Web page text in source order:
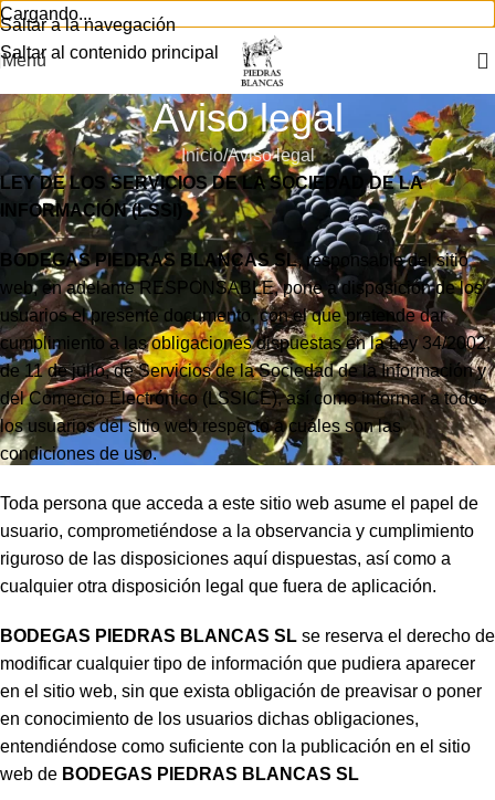
Cargando...
Saltar a la navegación
Saltar al contenido principal
Menú
Aviso legal
Inicio Aviso legal
LEY DE LOS SERVICIOS DE LA SOCIEDAD DE LA
INFORMACIÓN (LSSI)
BODEGAS PIEDRAS BLANCAS SL, responsable del sitio
web, en adelante RESPONSABLE, pone a disposición de los
usuarios el presente documento, con el que pretende dar
cumplimiento a las obligaciones dispuestas en la Ley 34/2002,
de 11 de julio, de Servicios de la Sociedad de la Información y
del Comercio Electrónico (LSSICE), así como informar a todos
los usuarios del sitio web respecto a cuáles son las
condiciones de uso.
Toda persona que acceda a este sitio web asume el papel de
usuario, comprometiéndose a la observancia y cumplimiento
riguroso de las disposiciones aquí dispuestas, así como a
cualquier otra disposición legal que fuera de aplicación.
BODEGAS PIEDRAS BLANCAS SL se reserva el derecho de
modificar cualquier tipo de información que pudiera aparecer
en el sitio web, sin que exista obligación de preavisar o poner
en conocimiento de los usuarios dichas obligaciones,
entendiéndose como suficiente con la publicación en el sitio
web de BODEGAS PIEDRAS BLANCAS SL